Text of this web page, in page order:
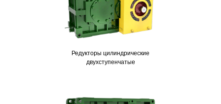
Редукторы цилиндрические
двухступенчатые